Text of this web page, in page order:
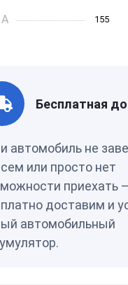
155
Бесплатная
автомобиль не
или просто нет
приехать
доставим и
автомобильный